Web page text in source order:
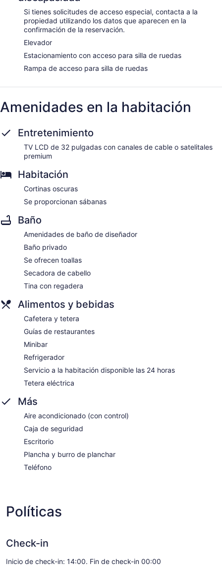
Si tienes solicitudes de acceso especial, contacta a la
propiedad utilizando los datos que aparecen en la
confirmación de la reservación.
Elevador
Estacionamiento con acceso para silla de ruedas
Rampa de acceso para silla de ruedas
Amenidades en la habitación
Entretenimiento
TV LCD de 32 pulgadas con canales de cable o satelitales
premium
Habitación
Cortinas oscuras
Se proporcionan sábanas
Baño
Amenidades de baño de diseñador
Baño privado
Se ofrecen toallas
Secadora de cabello
Tina con regadera
Alimentos y bebidas
Cafetera y tetera
Guías de restaurantes
Minibar
Refrigerador
Servicio a la habitación disponible las 24 horas
Tetera eléctrica
Más
Aire acondicionado (con control)
Caja de seguridad
Escritorio
Plancha y burro de planchar
Teléfono
Políticas
Check-in
Inicio de check-in: 14:00. Fin de check-in 00:00